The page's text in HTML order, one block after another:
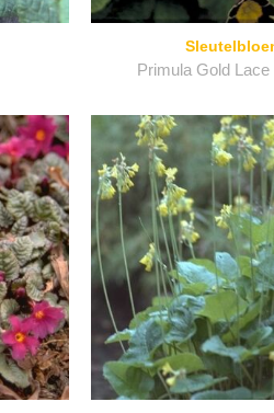
Primula Gold